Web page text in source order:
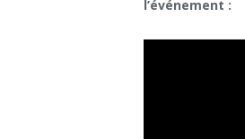
l’événement :